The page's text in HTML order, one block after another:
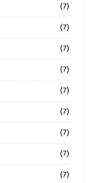
(7)
(7)
(7)
(7)
(7)
(7)
(7)
(7)
(7)